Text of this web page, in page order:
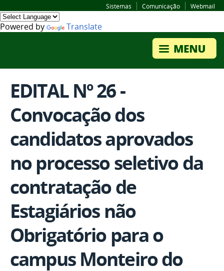
Sistemas
Comunicação Webmail
Powered by Translate
EDITAL Nº 26 -
Convocação dos
candidatos aprovados
no processo seletivo da
contratação de
Estagiários não
Obrigatório para o
campus Monteiro do